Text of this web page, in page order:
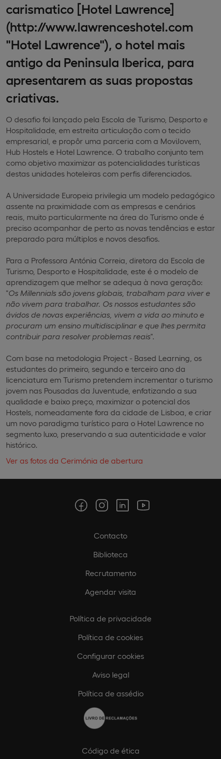
carismatico [Hotel Lawrence]
(http://www.lawrenceshotel.com
"Hotel Lawrence"), o hotel mais
antigo da Peninsula Iberica, para
apresentarem as suas propostas
criativas.
O desafio foi lançado pela Escola de Turismo, Desporto e
Hospitalidade, em estreita articulação com o tecido
empresarial, e propôr uma parceria com a MoviJovem,
Hub Hostels e Hotel Lawrence. O trabalho conjunto tem
como objetivo maximizar as potencialidades turísticas
destas unidades hoteleiras com perfis diferenciados.
A Universidade Europeia privilegia um modelo pedagógico
assente na proximidade com as empresas e cenários
reais, muito particularmente na área do Turismo onde é
preciso acompanhar de perto as novas tendências e estar
preparado para múltiplos e novos desafios.
Para a Professora Antónia Correia, diretora da Escola de
Turismo, Desporto e Hospitalidade, este é o modelo de
aprendizagem que melhor se adequa à nova geração:
"Os Millennials são jovens globais, trabalham para viver e
não vivem para trabalhar. Os nossos estudantes são
ávidos de novas experiências, vivem a vida ao minuto e
procuram um ensino multidisciplinar e que lhes permita
contribuir para resolver problemas reais".
Com base na metodologia Project - Based Learning, os
estudantes do primeiro, segundo e terceiro ano da
licenciatura em Turismo pretendem incrementar o turismo
jovem nas Pousadas da Juventude, enfatizando a sua
qualidade e baixo preço, maximizar o potencial dos
Hostels, nomeadamente fora da cidade de Lisboa, e criar
um novo paradigma turístico para o Hotel Lawrence no
segmento luxo, preservando a sua autenticidade e valor
histórico.
Ver as fotos da Cerimónia de abertura
Contacto
Biblioteca
Recrutamento
Agendar visita
Política de privacidade
Política de cookies
Configurar cookies
Aviso legal
Política de assédio
Código de ética